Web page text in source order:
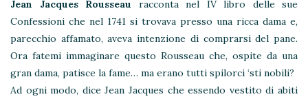
Jean Jacques Rousseau racconta nel IV libro delle sue
Confessioni che nel 1741 si trovava presso una ricca dama e,
parecchio affamato, aveva intenzione di comprarsi del pane.
Ora fatemi immaginare questo Rousseau che, ospite da una
gran dama, patisce la fame… ma erano tutti spilorci ‘sti nobili?
Ad ogni modo, dice Jean Jacques che essendo vestito di abiti